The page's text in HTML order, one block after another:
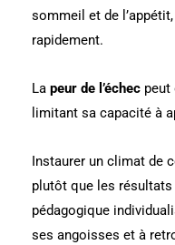
sommeil et de
rapidement.
La peur de l’échec peut
limitant sa capacité à
Instaurer un climat de
plutôt que les
pédagogique
ses angoisses et à